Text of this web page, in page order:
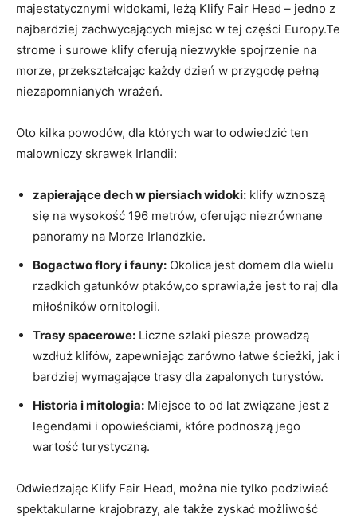
majestatycznymi widokami, leżą Klify Fair Head – jedno z
najbardziej zachwycających miejsc w tej części Europy.Te
strome i surowe klify oferują niezwykłe spojrzenie na
morze, przekształcając każdy dzień w przygodę pełną
niezapomnianych wrażeń.
Oto kilka powodów, dla których warto odwiedzić ten
malowniczy skrawek Irlandii:
zapierające dech w piersiach widoki: klify wznoszą
się na wysokość 196 metrów, oferując niezrównane
panoramy na Morze Irlandzkie.
Bogactwo flory i fauny: Okolica jest domem dla wielu
rzadkich gatunków ptaków,co sprawia,że jest to raj dla
miłośników ornitologii.
Trasy spacerowe: Liczne szlaki piesze prowadzą
wzdłuż klifów, zapewniając zarówno łatwe ścieżki, jak i
bardziej wymagające trasy dla zapalonych turystów.
Historia i mitologia: Miejsce to od lat związane jest z
legendami i opowieściami, które podnoszą jego
wartość turystyczną.
Odwiedzając Klify Fair Head, można nie tylko podziwiać
spektakularne krajobrazy, ale także zyskać możliwość